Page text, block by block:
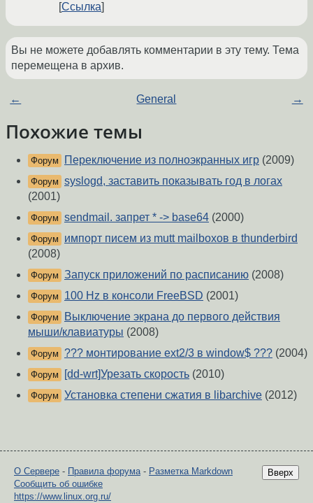
Ссылка
Вы не можете добавлять комментарии в эту тему. Тема
перемещена в архив.
← General →
Похожие темы
Форум Переключение из полноэкранных игр (2009)
Форум syslogd, заставить показывать год в логах
(2001)
Форум sendmail. запрет * -> base64 (2000)
Форум
импорт писем из mutt mailboxов в thunderbird
(2008)
Форум Запуск приложений по расписанию (2008)
Форум 100 Hz в консоли FreeBSD (2001)
Форум
Выключение экрана до первого действия
мыши/клавиатуры (2008)
Форум ??? монтирование ext2/3 в window$ ??? (2004)
Форум [dd-wrt]Урезать скорость (2010)
Форум Установка степени сжатия в libarchive (2012)
Вверх
О Сервере - Правила форума- Разметка Markdown
Сообщить об ошибке
https://www.linux.org.ru/